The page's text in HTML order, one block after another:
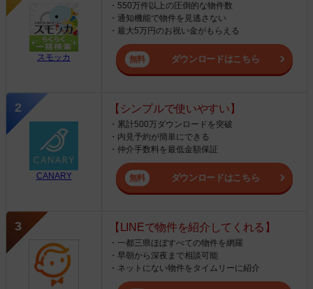
スモッカ
・550万件以上の圧倒的な物件数
・通知機能で物件を見逃さない
・最大5万円のお祝い金がもらえる
ダウンロードはこちら
CANARY
【シンプルで使いやすい】
・累計500万ダウンロードを突破
・内見予約が簡単にできる
・仲介手数料を最低金額保証
ダウンロードはこちら
【LINEで物件を紹介してくれる】
・一都三県ほぼすべての物件を網羅
・早朝から深夜まで相談可能
・ネットにない物件をタイムリーに紹介